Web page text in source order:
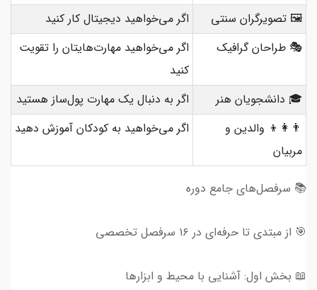
🖼️ تصویرگران سنتی
اگر می‌خواهید دیجیتال کار کنید
🎭 طراحان گرافیک
اگر می‌خواهید مهارت‌هایتان را تقویت
کنید
🎓 دانشجویان هنر
اگر به دنبال یک مهارت پول‌ساز هستید
👨‍👩‍‍👦 والدین و
مربیان
اگر می‌خواهید به کودکان آموزش دهید
📚 سرفصل‌های جامع دوره
🎯 از مبتدی تا حرفه‌ای در ۱۶ سرفصل تخصصی
📖 بخش اول: آشنایی با محیط و ابزارها